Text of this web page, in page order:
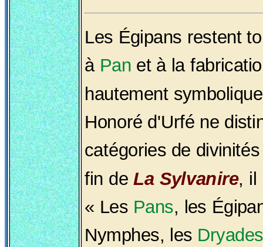
Les Égipans restent
à Pan et à la
hautement
Honoré d'Urfé ne
catégories de
fin de La Sylvanire, il
« Les Pans, les
Nymphes, les Dryades